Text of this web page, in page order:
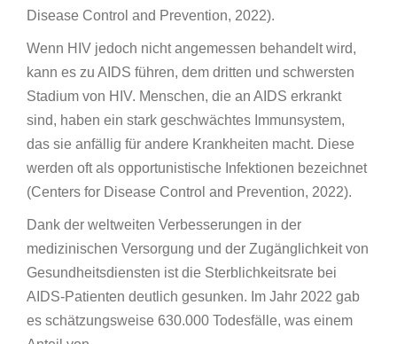
Disease Control and Prevention, 2022).
Wenn HIV jedoch nicht angemessen behandelt wird,
kann es zu AIDS führen, dem dritten und schwersten
Stadium von HIV. Menschen, die an AIDS erkrankt
sind, haben ein stark geschwächtes Immunsystem,
das sie anfällig für andere Krankheiten macht. Diese
werden oft als opportunistische Infektionen bezeichnet
(Centers for Disease Control and Prevention, 2022).
Dank der weltweiten Verbesserungen in der
medizinischen Versorgung und der Zugänglichkeit von
Gesundheitsdiensten ist die Sterblichkeitsrate bei
AIDS-Patienten deutlich gesunken. Im Jahr 2022 gab
es schätzungsweise 630.000 Todesfälle, was einem